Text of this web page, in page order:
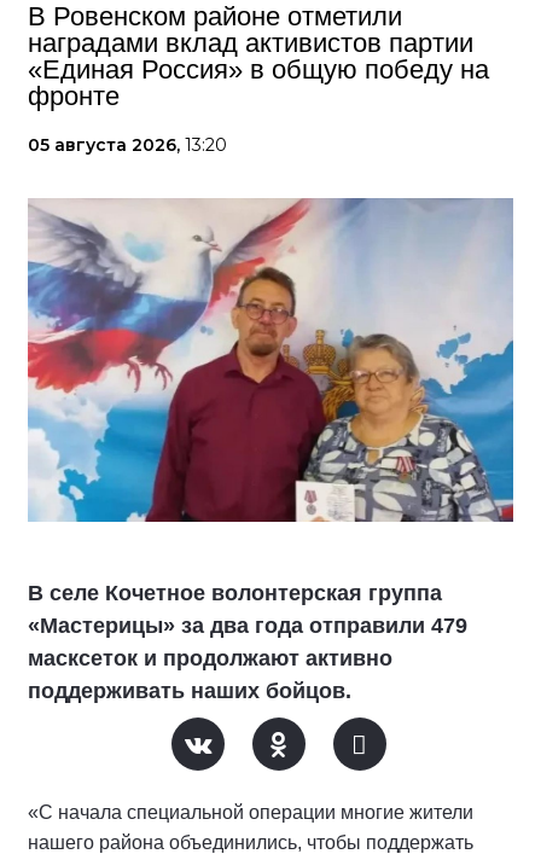
В Ровенском районе отметили
наградами вклад активистов партии
«Единая Россия» в общую победу на
фронте
05 августа 2026, 13:20
В селе Кочетное волонтерская группа
«Мастерицы» за два года отправили 479
масксеток и продолжают активно
поддерживать наших бойцов.
«С начала специальной операции многие жители
нашего района объединились, чтобы поддержать